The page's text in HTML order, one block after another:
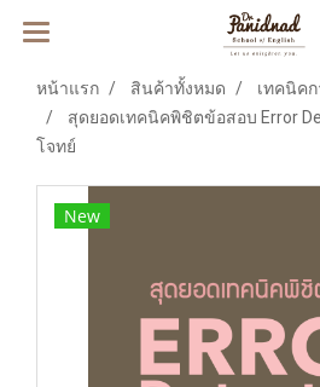
หน้าแรก สินค้าทั้งหมด
เทคนิค
สุดยอดเทคนิคพิชิตข้อสอบ Error
โจทย์
New